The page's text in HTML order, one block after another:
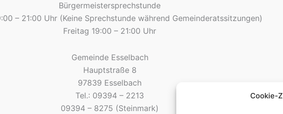
Cookie-
Bürgermeistersprechstunde
– 21:00 Uhr (Keine Sprechstunde während Gemeinderatssitzungen)
Freitag 19:00 – 21:00 Uhr
Gemeinde Esselbach
Hauptstraße 8
97839 Esselbach
Tel.: 09394 – 2213
09394 – 8275 (Steinmark)